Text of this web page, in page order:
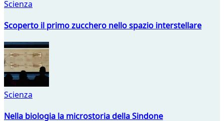
Scienza
Scoperto il primo zucchero nello spazio interstellare
Scienza
Nella biologia la microstoria della Sindone